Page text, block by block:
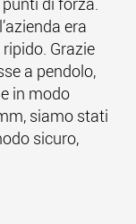
era
Grazie
a pendolo,
in modo
siamo stati
sicuro,